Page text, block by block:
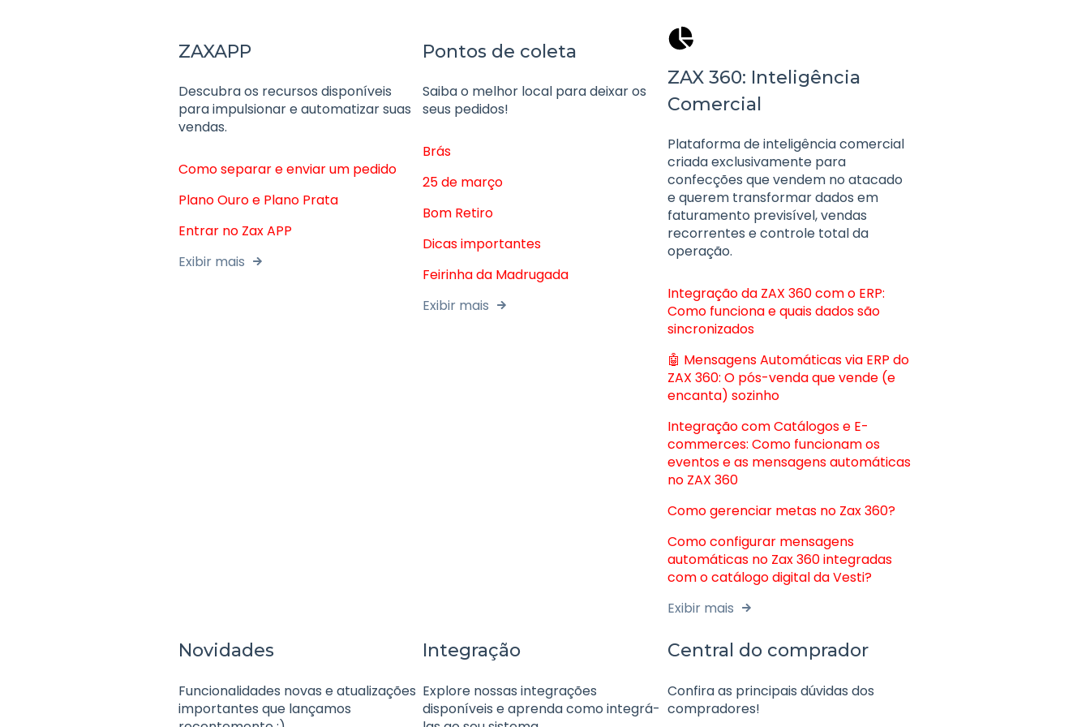
ZAXAPP
Descubra os recursos disponíveis
para impulsionar e automatizar suas
vendas.
Como separar e enviar um pedido
Plano Ouro e Plano Prata
Entrar no Zax APP
Exibir mais
Pontos de coleta
Saiba o melhor local para deixar os
seus pedidos!
Brás
25 de março
Bom Retiro
Dicas importantes
Feirinha da Madrugada
Exibir mais
ZAX 360: Inteligência
Comercial
Plataforma de inteligência comercial
criada exclusivamente para
confecções que vendem no atacado
e querem transformar dados em
faturamento previsível, vendas
recorrentes e controle total da
operação.
Integração da ZAX 360 com o ERP:
Como funciona e quais dados são
sincronizados
🤖 Mensagens Automáticas via ERP do
ZAX 360: O pós-venda que vende (e
encanta) sozinho
Integração com Catálogos e E-
commerces: Como funcionam os
eventos e as mensagens automáticas
no ZAX 360
Como gerenciar metas no Zax 360?
Como configurar mensagens
automáticas no Zax 360 integradas
com o catálogo digital da Vesti?
Exibir mais
Novidades
Funcionalidades novas e atualizações
importantes que lançamos
Integração
Explore nossas integrações
disponíveis e aprenda como integrá-
Central do comprador
Confira as principais dúvidas dos
compradores!